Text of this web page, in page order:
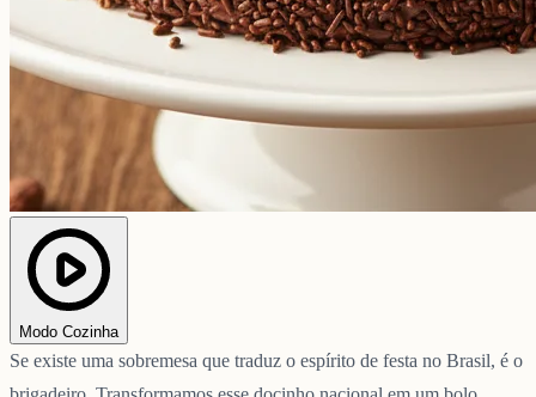
Modo Cozinha
Se existe uma sobremesa que traduz o espírito de festa no Brasil, é o